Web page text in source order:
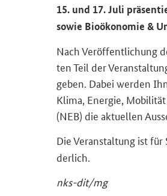
15. und 17. Juli
sowie Bio­öko­no­mie &
Nach Ver­öf­fent­li­chung
ten Teil der
geben. Dabei wer­den
Klima, En­er­gie,
(NEB) die ak­tu­el­len
Die Ver­an­stal­tung ist
der­lich.
nks-​dit/mg